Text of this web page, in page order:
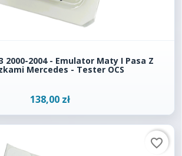
2000-2004 - Emulator Maty I Pasa Z
Mercedes - Tester OCS
138,00 zł
favorite_border